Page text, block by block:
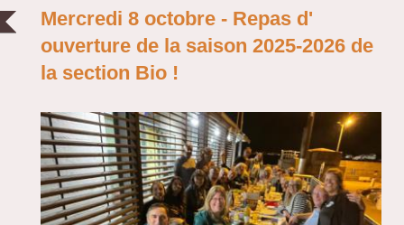
Mercredi 8 octobre - Repas d'
ouverture de la saison 2025-2026 de
la section Bio !